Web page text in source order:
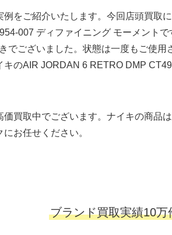
をご紹介いたします。今回店頭買取
007 ディファイニング モーメント
でございました。状態は一度もご使
のAIR JORDAN 6 RETRO DMP
価買取中でございます。ナイキの商品
お任せください。
ブランド買取実績10万